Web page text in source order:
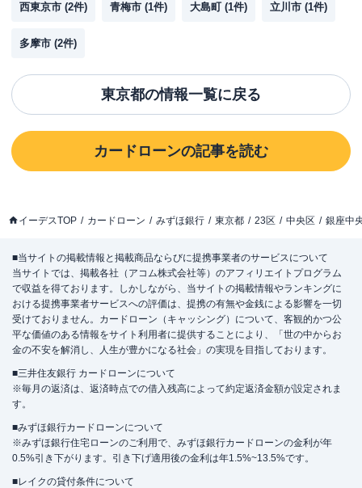
西東京市 (2件) 青梅市 (1件) 大島町 (1件) 立川市 (1件)
多摩市 (2件)
東京都の情報一覧に戻る
カードローンの記事を読む
イーデスTOP カードローン みずほ銀行 東京都 23区 中央区 銀座中
■当サイトの掲載情報と掲載商品ならびに提携事業者のサービスについて
当サイトでは、掲載各社（アコム株式会社等）のアフィリエイトプログラム
で収益を得ております。しかしながら、当サイトの掲載情報やランキングに
おける提携事業者サービスへの評価は、提携の有無や金銭による影響を一切
受けておりません。カードローン（キャッシング）について、客観的かつ公
平な価値のある情報をサイト利用者に提供することにより、「世の中からお
金の不安を解消し、人生が豊かになる社会」の実現を目指しております。
■三井住友銀行 カードローンについて
※毎月の返済は、返済時点での借入残高によって約定返済金額が設定されま
す。
■みずほ銀行カードローンについて
※みずほ銀行住宅ローンのご利用で、みずほ銀行カードローンの金利が年
0.5%引き下がります。引き下げ適用後の金利は年1.5%~13.5%です。
■レイクの貸付条件について